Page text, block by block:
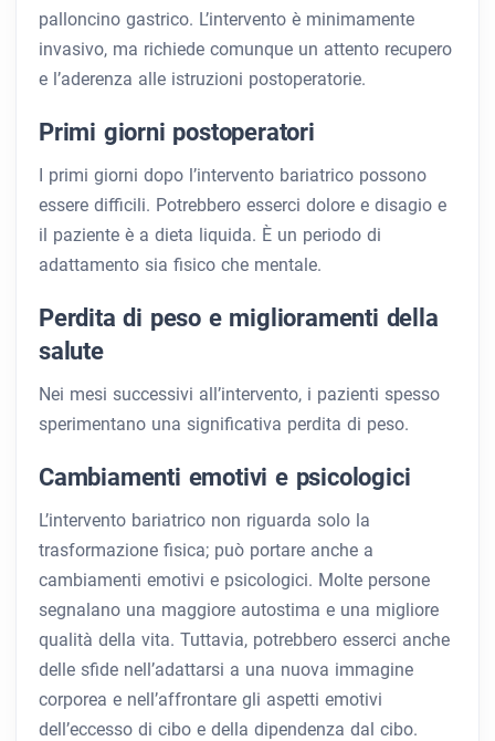
palloncino gastrico. L’intervento è minimamente
invasivo, ma richiede comunque un attento recupero
e l’aderenza alle istruzioni postoperatorie.
Primi giorni postoperatori
I primi giorni dopo l’intervento bariatrico possono
essere difficili. Potrebbero esserci dolore e disagio e
il paziente è a dieta liquida. È un periodo di
adattamento sia fisico che mentale.
Perdita di peso e miglioramenti della
salute
Nei mesi successivi all’intervento, i pazienti spesso
sperimentano una significativa perdita di peso.
Cambiamenti emotivi e psicologici
L’intervento bariatrico non riguarda solo la
trasformazione fisica; può portare anche a
cambiamenti emotivi e psicologici. Molte persone
segnalano una maggiore autostima e una migliore
qualità della vita. Tuttavia, potrebbero esserci anche
delle sfide nell’adattarsi a una nuova immagine
corporea e nell’affrontare gli aspetti emotivi
dell’eccesso di cibo e della dipendenza dal cibo.